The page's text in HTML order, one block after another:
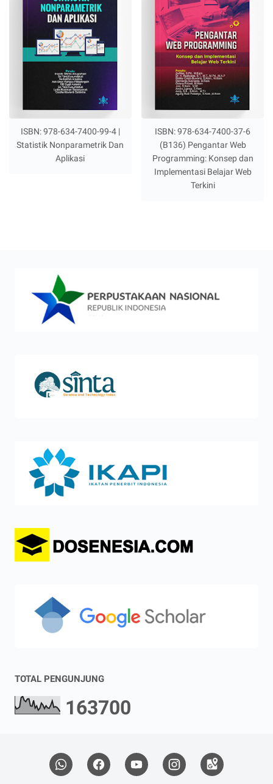
ISBN: 978-634-7400-99-4 |
Statistik Nonparametrik Dan
Aplikasi
ISBN: 978-634-7400-37-6
(B136) Pengantar Web
Programming: Konsep dan
Implementasi Belajar Web
Terkini
TOTAL PENGUNJUNG
163700